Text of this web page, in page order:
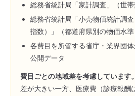
総務省統計局「家計調査」（世帯
総務省統計局「小売物価統計調
指数）」（都道府県別の物価水準
各費目を所管する省庁・業界団
公開データ
費目ごとの地域差を考慮しています。
差が大きい一方、医療費（診療報酬